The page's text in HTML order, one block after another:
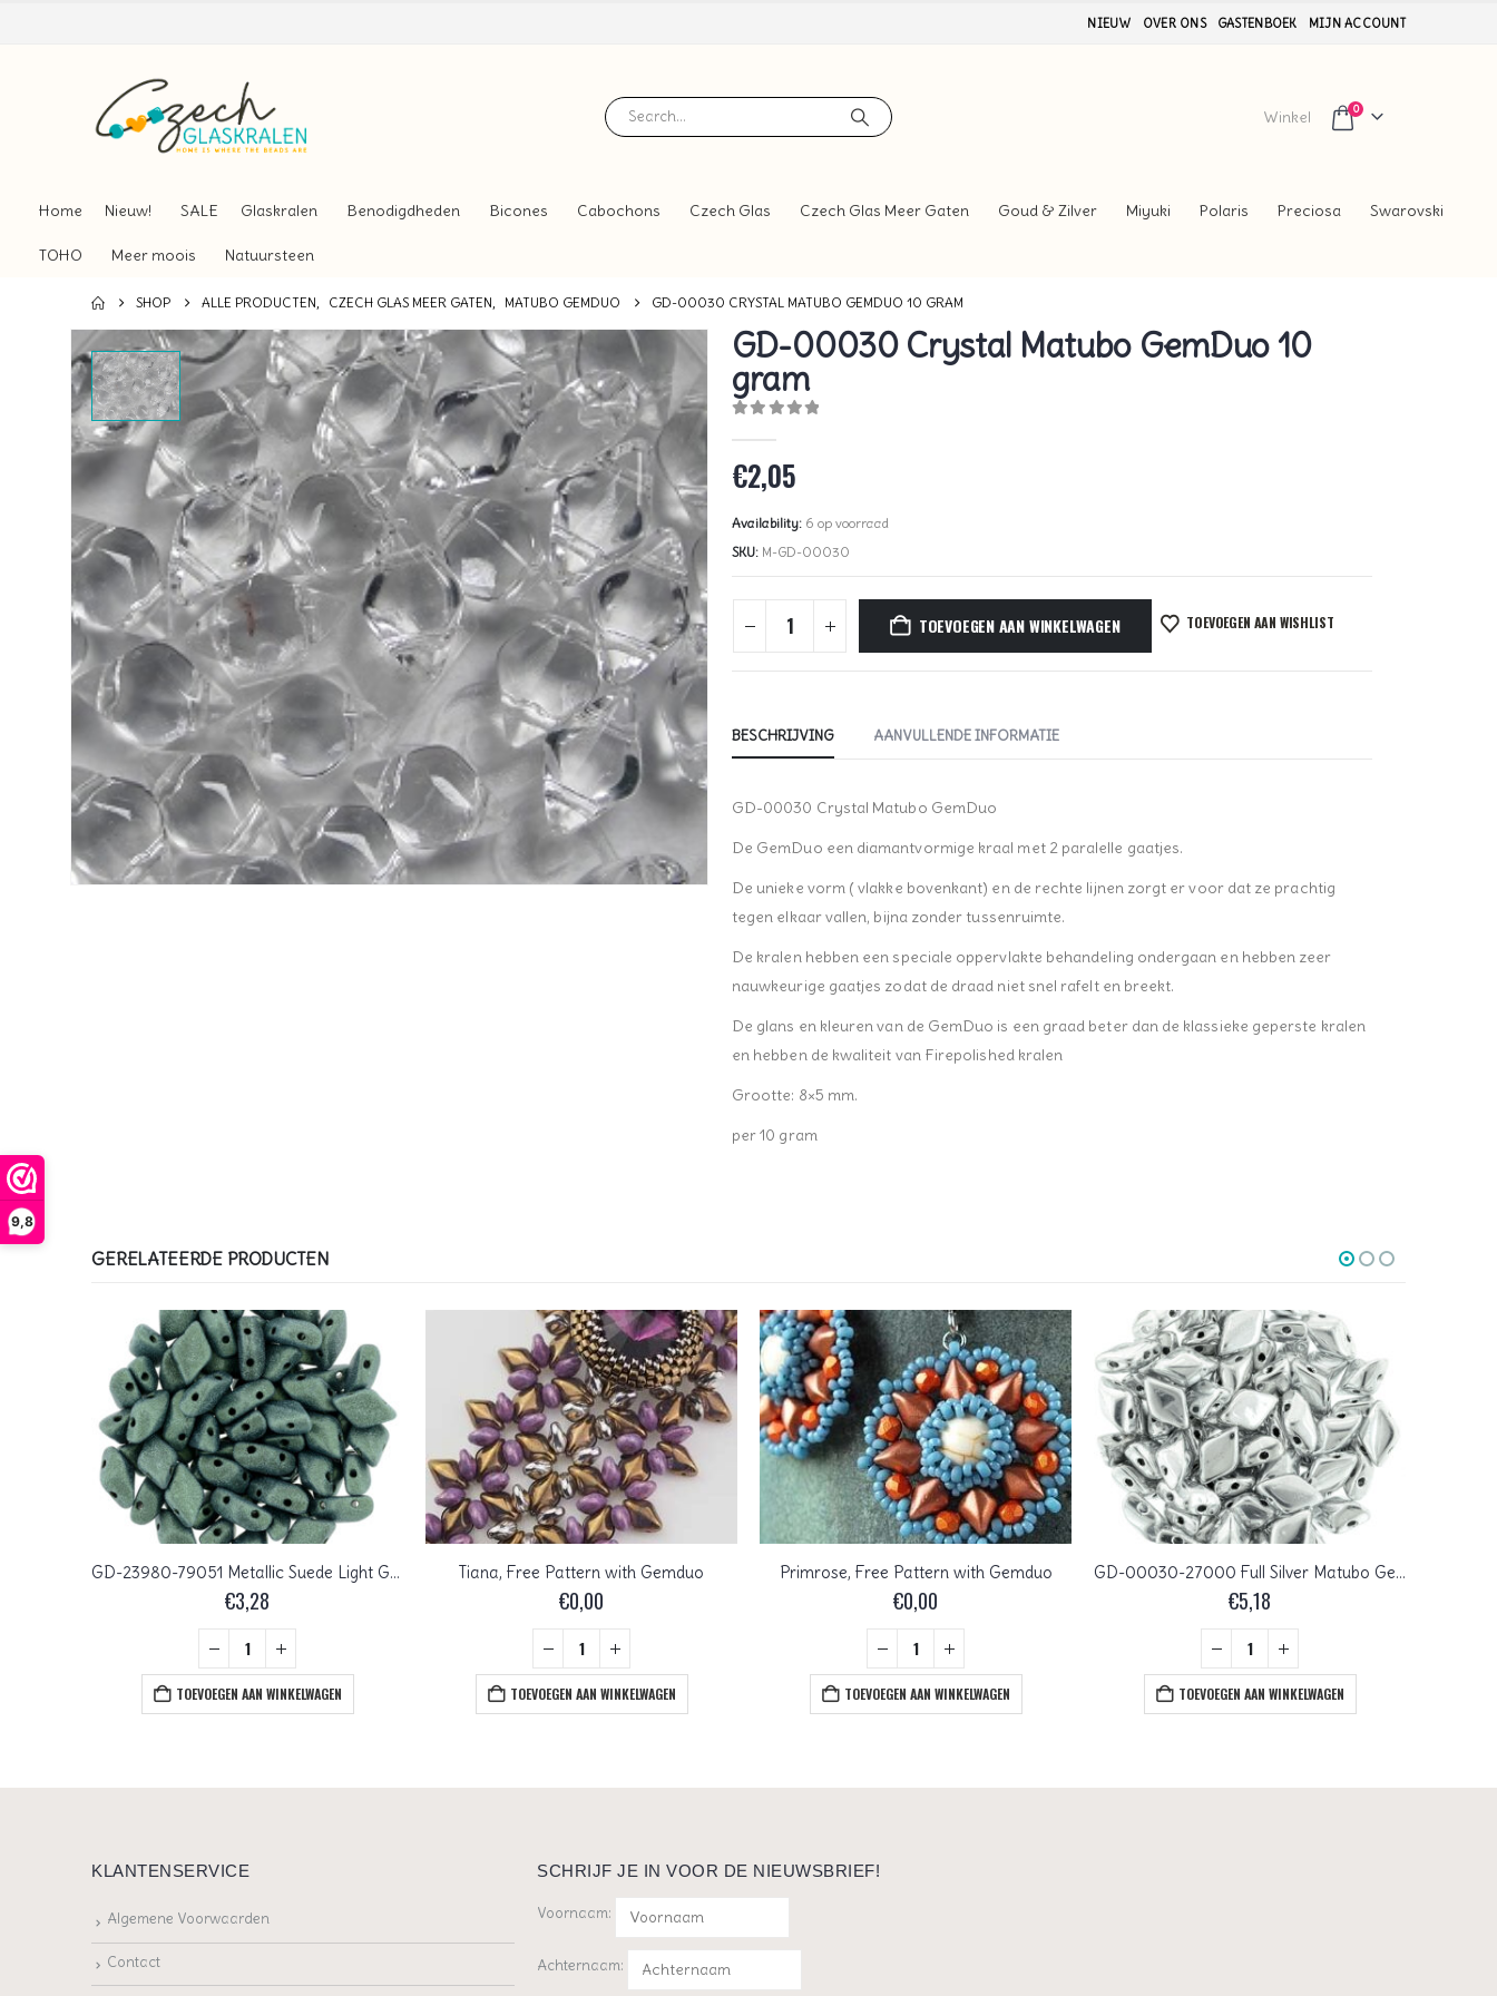
9,8
NIEUW OVER ONS GASTENBOEK MIJN ACCOUNT
Winkel 0
Home Nieuw! SALE Glaskralen Benodigdheden Bicones Cabochons Czech Glas Czech Glas Meer Gaten Goud & Zilver Miyuki Polaris Preciosa Swarovski
TOHO Meer moois Natuursteen
SHOP ALLE PRODUCTEN, CZECH GLAS MEER GATEN, MATUBO GEMDUO GD-00030 CRYSTAL MATUBO GEMDUO 10 GRAM
GD-00030 Crystal Matubo GemDuo 10
gram
€2,05
Availability: 6 op voorraad
SKU: M-GD-00030
TOEVOEGEN AAN WINKELWAGEN TOEVOEGEN AAN WISHLIST
BESCHRIJVING AANVULLENDE INFORMATIE
GD-00030 Crystal Matubo GemDuo
De GemDuo een diamantvormige kraal met 2 paralelle gaatjes.
De unieke vorm ( vlakke bovenkant) en de rechte lijnen zorgt er voor dat ze prachtig
tegen elkaar vallen, bijna zonder tussenruimte.
De kralen hebben een speciale oppervlakte behandeling ondergaan en hebben zeer
nauwkeurige gaatjes zodat de draad niet snel rafelt en breekt.
De glans en kleuren van de GemDuo is een graad beter dan de klassieke geperste kralen
en hebben de kwaliteit van Firepolished kralen
Grootte: 8×5 mm.
per 10 gram
GERELATEERDE PRODUCTEN
GD-23980-79051 Metallic Suede Light Green Matubo GemDuo 10 gram
€3,28
TOEVOEGEN AAN WINKELWAGEN
Tiana, Free Pattern with Gemduo
€0,00
TOEVOEGEN AAN WINKELWAGEN
Primrose, Free Pattern with Gemduo
€0,00
TOEVOEGEN AAN WINKELWAGEN
GD-00030-27000 Full Silver Matubo GemDuo 10 gram
€5,18
TOEVOEGEN AAN WINKELWAGEN
KLANTENSERVICE
Algemene Voorwaarden
Contact
SCHRIJF JE IN VOOR DE NIEUWSBRIEF!
Voornaam:
Achternaam: